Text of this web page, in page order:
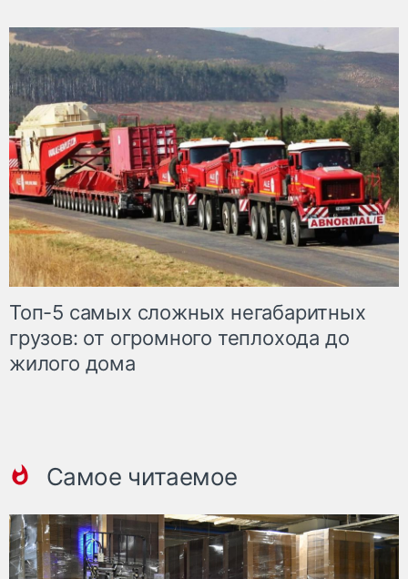
Топ-5 самых сложных негабаритных
грузов: от огромного теплохода до
жилого дома
Самое читаемое